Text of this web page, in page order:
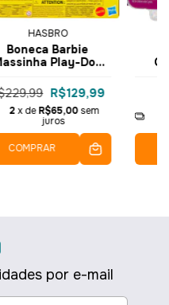
HASBRO
Boneca Barbie
Play-Doh
G1360 - Hasbro
R$129,99
2 x deR$65,00 sem
juros
COMPRAR
por e-mail